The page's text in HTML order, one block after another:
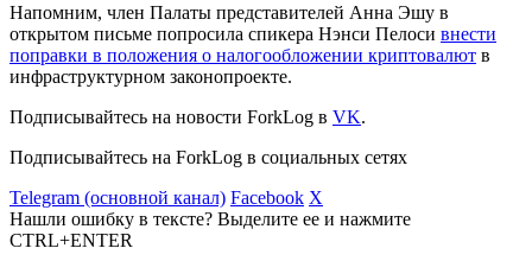
Напомним, член Палаты представителей Анна Эшу в
открытом письме попросила спикера Нэнси Пелоси внести
поправки в положения о налогообложении криптовалют в
инфраструктурном законопроекте.
Подписывайтесь на новости ForkLog в VK.
Подписывайтесь на ForkLog в социальных сетях
Telegram (основной канал) Facebook X
Нашли ошибку в тексте? Выделите ее и нажмите
CTRL+ENTER